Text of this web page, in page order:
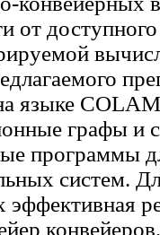
от
языке
графы и
программы
систем.
эффективная